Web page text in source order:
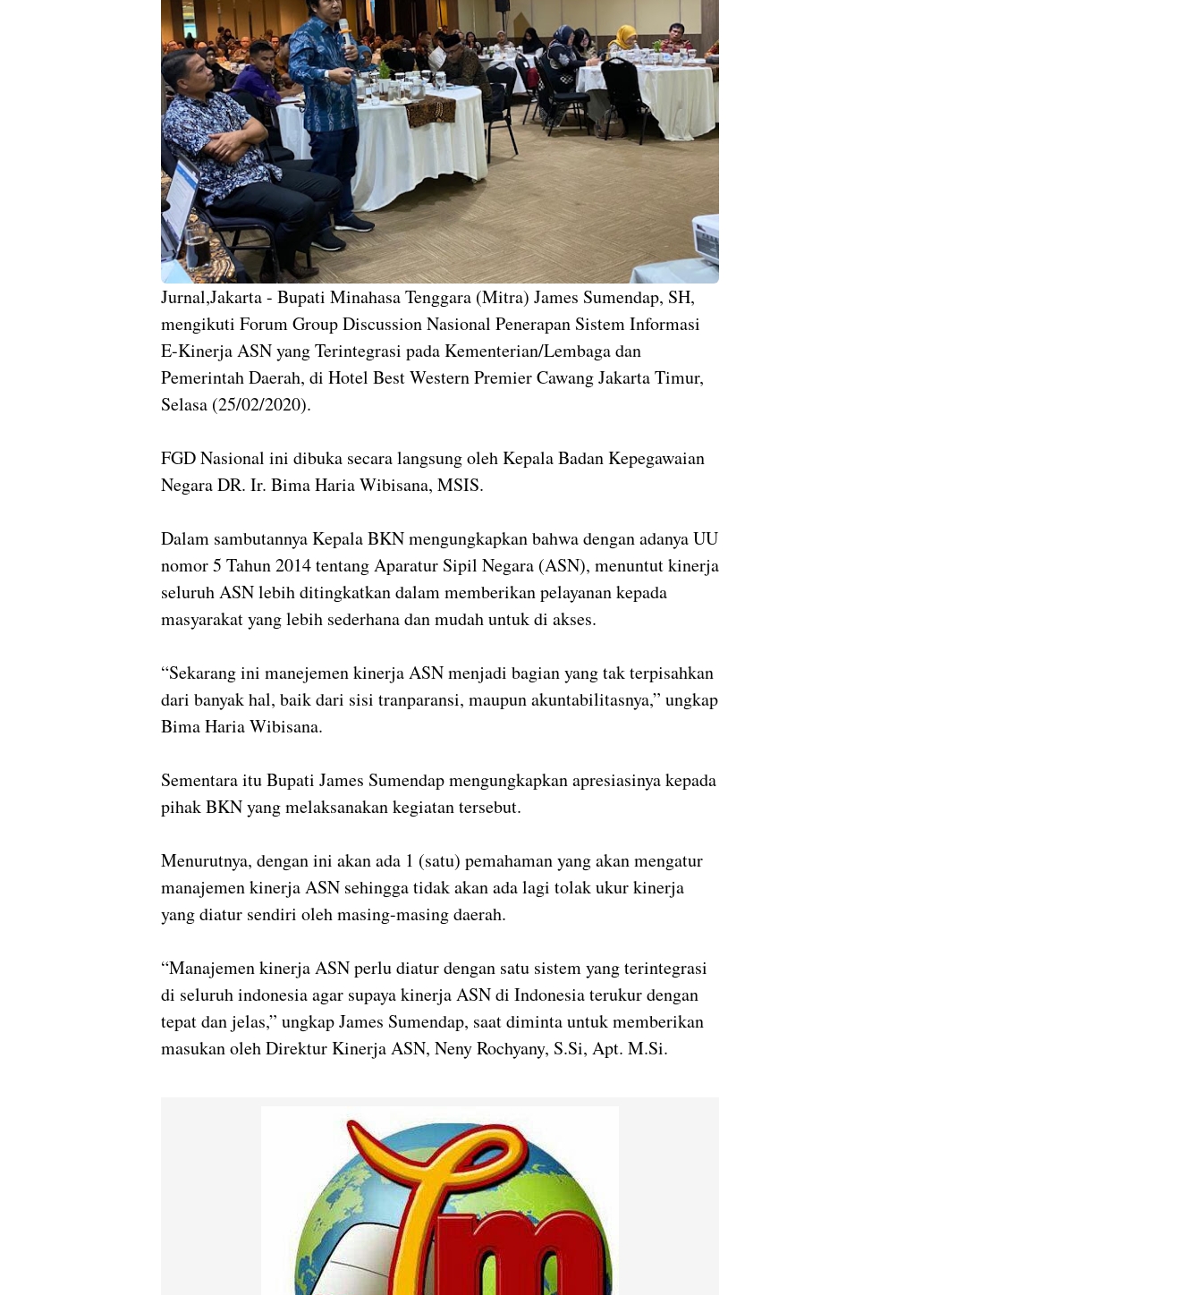
Jurnal,Jakarta - Bupati Minahasa Tenggara (Mitra) James Sumendap, SH,
mengikuti Forum Group Discussion Nasional Penerapan Sistem Informasi
E-Kinerja ASN yang Terintegrasi pada Kementerian/Lembaga dan
Pemerintah Daerah, di Hotel Best Western Premier Cawang Jakarta Timur,
Selasa (25/02/2020).
FGD Nasional ini dibuka secara langsung oleh Kepala Badan Kepegawaian
Negara DR. Ir. Bima Haria Wibisana, MSIS.
Dalam sambutannya Kepala BKN mengungkapkan bahwa dengan adanya UU
nomor 5 Tahun 2014 tentang Aparatur Sipil Negara (ASN), menuntut kinerja
seluruh ASN lebih ditingkatkan dalam memberikan pelayanan kepada
masyarakat yang lebih sederhana dan mudah untuk di akses.
“Sekarang ini manejemen kinerja ASN menjadi bagian yang tak terpisahkan
dari banyak hal, baik dari sisi tranparansi, maupun akuntabilitasnya,” ungkap
Bima Haria Wibisana.
Sementara itu Bupati James Sumendap mengungkapkan apresiasinya kepada
pihak BKN yang melaksanakan kegiatan tersebut.
Menurutnya, dengan ini akan ada 1 (satu) pemahaman yang akan mengatur
manajemen kinerja ASN sehingga tidak akan ada lagi tolak ukur kinerja
yang diatur sendiri oleh masing-masing daerah.
“Manajemen kinerja ASN perlu diatur dengan satu sistem yang terintegrasi
di seluruh indonesia agar supaya kinerja ASN di Indonesia terukur dengan
tepat dan jelas,” ungkap James Sumendap, saat diminta untuk memberikan
masukan oleh Direktur Kinerja ASN, Neny Rochyany, S.Si, Apt. M.Si.